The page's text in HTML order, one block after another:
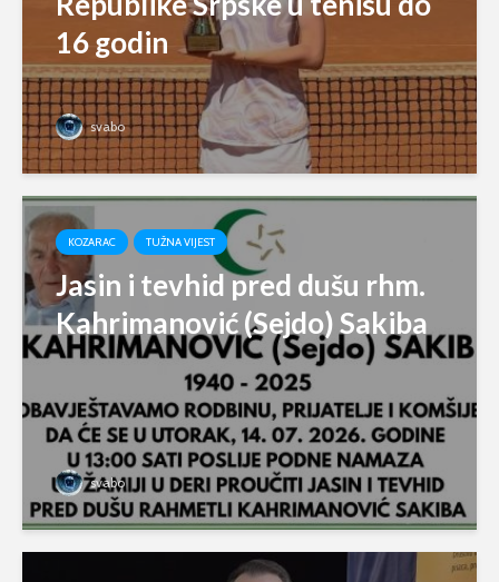
16 godin
svabo
KOZARAC TUŽNA VIJEST
Jasin i tevhid pred dušu rhm.
Kahrimanović (Sejdo) Sakiba
svabo